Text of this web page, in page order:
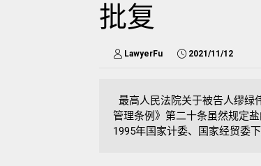
批复
LawyerFu 2021/11/12
最高人民法院关于被告人缪
管理条例》第二十条虽然规定
1995年国家计委、国家经贸委